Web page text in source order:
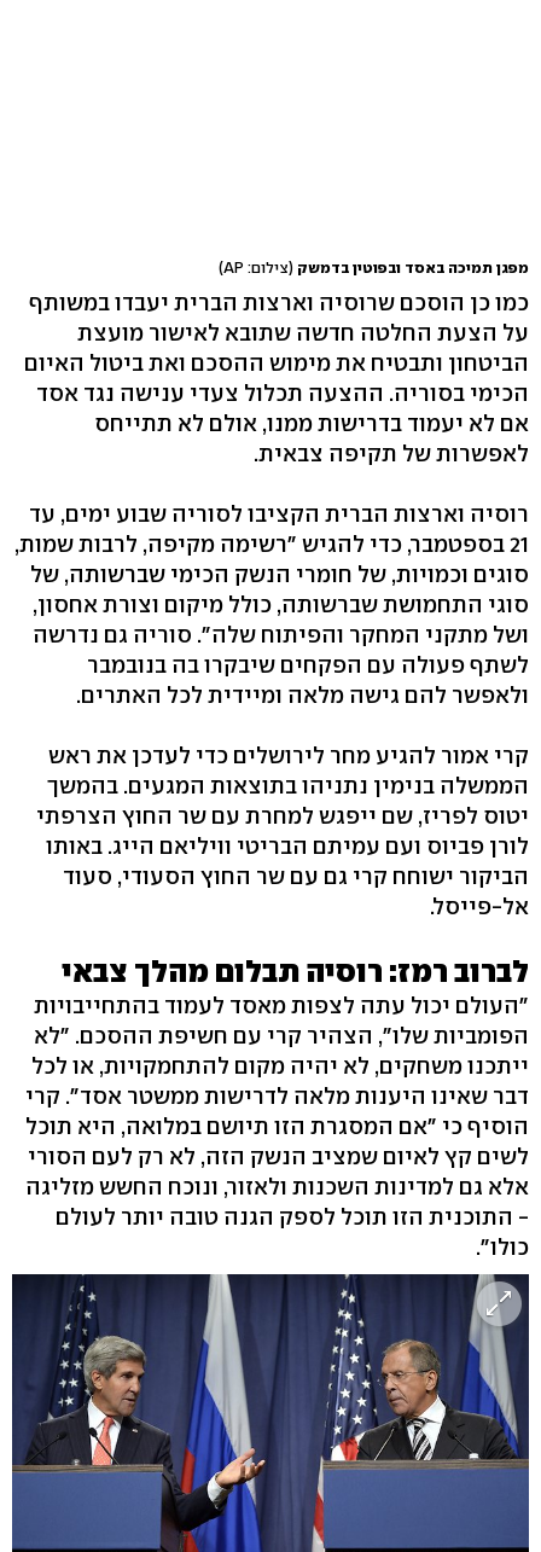
מפגן תמיכה באסד ובפוטין בדמשק (צילום: AP)
כמו כן הוסכם שרוסיה וארצות הברית יעבדו במשותף
על הצעת החלטה חדשה שתובא לאישור מועצת
הביטחון ותבטיח את מימוש ההסכם ואת ביטול האיום
הכימי בסוריה. ההצעה תכלול צעדי ענישה נגד אסד
אם לא יעמוד בדרישות ממנו, אולם לא תתייחס
לאפשרות של תקיפה צבאית.
רוסיה וארצות הברית הקציבו לסוריה שבוע ימים, עד
21 בספטמבר, כדי להגיש "רשימה מקיפה, לרבות שמות,
סוגים וכמויות, של חומרי הנשק הכימי שברשותה, של
סוגי התחמושת שברשותה, כולל מיקום וצורת אחסון,
ושל מתקני המחקר והפיתוח שלה". סוריה גם נדרשה
לשתף פעולה עם הפקחים שיבקרו בה בנובמבר
ולאפשר להם גישה מלאה ומיידית לכל האתרים.
קרי אמור להגיע מחר לירושלים כדי לעדכן את ראש
הממשלה בנימין נתניהו בתוצאות המגעים. בהמשך
יטוס לפריז, שם ייפגש למחרת עם שר החוץ הצרפתי
לורן פביוס ועם עמיתם הבריטי וויליאם הייג. באותו
הביקור ישוחח קרי גם עם שר החוץ הסעודי, סעוד
אל-פייסל.
לברוב רמז: רוסיה תבלום מהלך צבאי
"העולם יכול עתה לצפות מאסד לעמוד בהתחייבויות
הפומביות שלו", הצהיר קרי עם חשיפת ההסכם. "לא
ייתכנו משחקים, לא יהיה מקום להתחמקויות, או לכל
דבר שאינו היענות מלאה לדרישות ממשטר אסד". קרי
הוסיף כי "אם המסגרת הזו תיושם במלואה, היא תוכל
לשים קץ לאיום שמציב הנשק הזה, לא רק לעם הסורי
אלא גם למדינות השכנות ולאזור, ונוכח החשש מזליגה
- התוכנית הזו תוכל לספק הגנה טובה יותר לעולם
כולו".